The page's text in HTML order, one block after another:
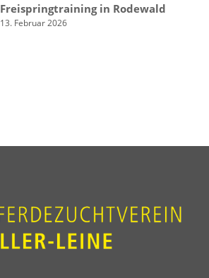
Freispringtraining in Rodewald
13. Februar 2026